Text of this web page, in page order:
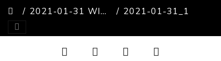
2021-01-31 WINTER IN CHEMNITZ 2021-01-31_131922_A7II-DSC00964_EDIT